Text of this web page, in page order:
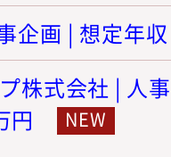
企画 | 想定年
株式会社 | 人
円